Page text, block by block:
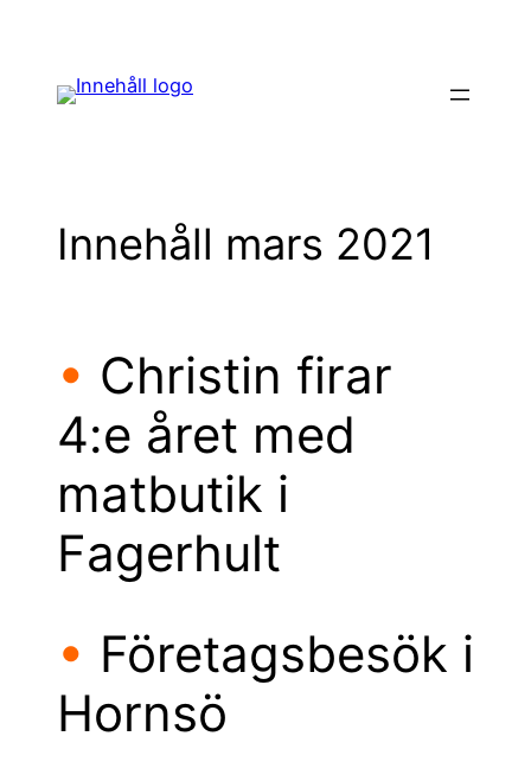
innehåll
Innehåll mars 2021
• Christin firar
4:e året med
matbutik i
Fagerhult
• Företagsbesök i
Hornsö